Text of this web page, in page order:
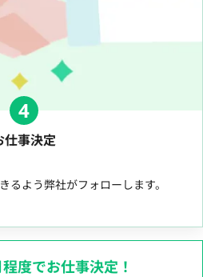
4
仕事決定
るよう弊社がフォローします。
度でお仕事決定！